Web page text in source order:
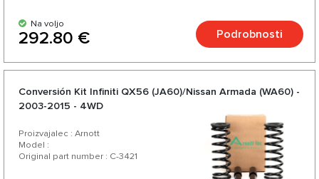
Na voljo
292.80 € Podrobnosti
Conversión Kit Infiniti QX56 (JA60)/Nissan Armada (WA60) -
2003-2015 - 4WD
Proizvajalec : Arnott
Model :
Original part number : C-3421